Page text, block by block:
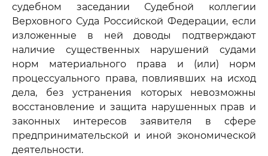
судебном заседании Судебной коллегии
Верховного Суда Российской Федерации, если
изложенные в ней доводы подтверждают
наличие существенных нарушений судами
норм материального права и (или) норм
процессуального права, повлиявших на исход
дела, без устранения которых невозможны
восстановление и защита нарушенных прав и
законных интересов заявителя в сфере
предпринимательской и иной экономической
деятельности.